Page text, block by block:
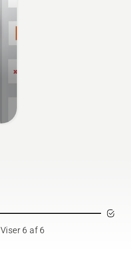
Viser 6 af 6